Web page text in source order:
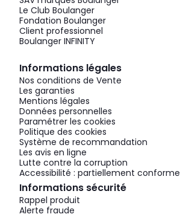
Le Club Boulanger
Fondation Boulanger
Client professionnel
Boulanger INFINITY
Informations légales
Nos conditions de Vente
Les garanties
Mentions légales
Données personnelles
Paramétrer les cookies
Politique des cookies
Système de recommandation
Les avis en ligne
Lutte contre la corruption
Accessibilité : partiellement conforme
Informations sécurité
Rappel produit
Alerte fraude